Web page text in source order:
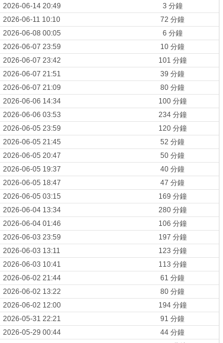
2026-06-14 20:49
3 分鐘
2026-06-11 10:10
72 分鐘
2026-06-08 00:05
6 分鐘
2026-06-07 23:59
10 分鐘
2026-06-07 23:42
101 分鐘
2026-06-07 21:51
39 分鐘
2026-06-07 21:09
80 分鐘
2026-06-06 14:34
100 分鐘
2026-06-06 03:53
234 分鐘
2026-06-05 23:59
120 分鐘
2026-06-05 21:45
52 分鐘
2026-06-05 20:47
50 分鐘
2026-06-05 19:37
40 分鐘
2026-06-05 18:47
47 分鐘
2026-06-05 03:15
169 分鐘
2026-06-04 13:34
280 分鐘
2026-06-04 01:46
106 分鐘
2026-06-03 23:59
197 分鐘
2026-06-03 13:11
123 分鐘
2026-06-03 10:41
113 分鐘
2026-06-02 21:44
61 分鐘
2026-06-02 13:22
80 分鐘
2026-06-02 12:00
194 分鐘
2026-05-31 22:21
91 分鐘
2026-05-29 00:44
44 分鐘